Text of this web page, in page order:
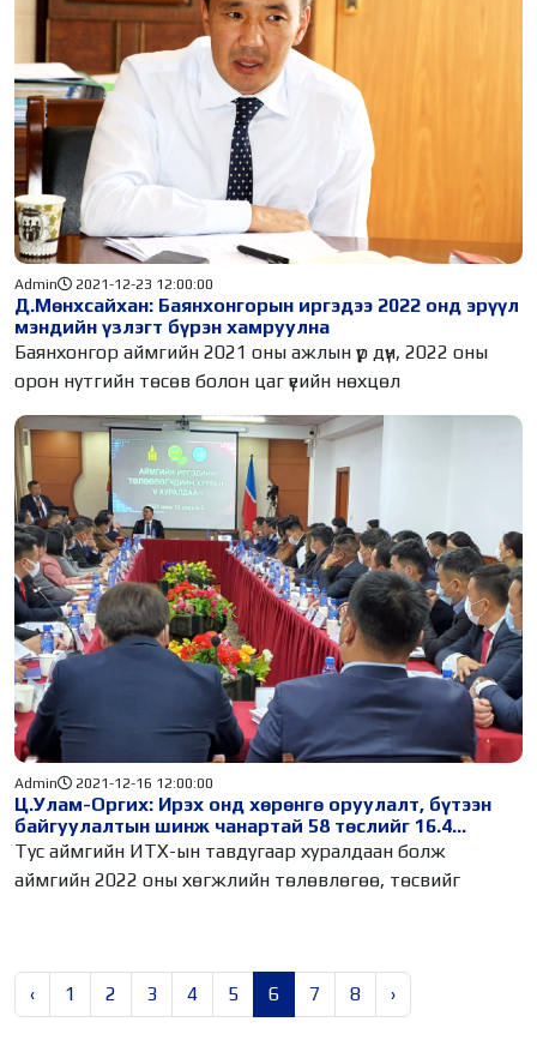
Д.Мөнхсайхан: Баянхонгорын иргэдээ 2022 онд эрүүл
мэндийн үзлэгт бүрэн хамруулна
Admin 2021-12-23 12:00:00
Баянхонгор аймгийн 2021 оны ажлын үр дүн, 2022 оны
орон нутгийн төсөв болон цаг үеийн нөхцөл
Ц.Улам-Оргих: Ирэх онд хөрөнгө оруулалт, бүтээн
байгуулалтын шинж чанартай 58 төслийг 16.4
тэрбум төгрөгөөр санхүүжүүлнэ
Admin 2021-12-16 12:00:00
Тус аймгийн ИТХ-ын тавдугаар хуралдаан болж
аймгийн 2022 оны хөгжлийн төлөвлөгөө, төсвийг
‹ 1 2 3 4 5 6 7 8 ›